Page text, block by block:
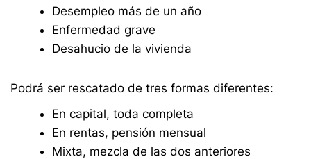
Desempleo más de un año
Enfermedad grave
Desahucio de la vivienda
Podrá ser rescatado de tres formas diferentes:
En capital, toda completa
En rentas, pensión mensual
Mixta, mezcla de las dos anteriores